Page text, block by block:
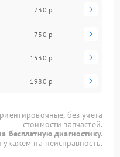
730 р
730 р
1530 р
1980 р
без учета
стоимости запчастей.
бесплатную диагностику.
на неисправность.